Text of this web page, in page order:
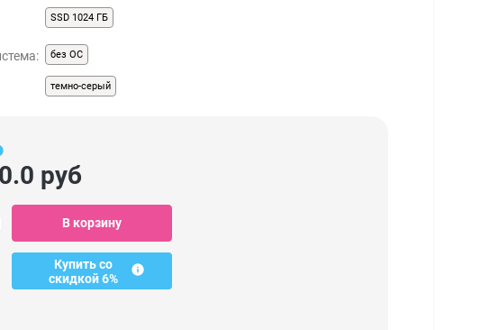
SSD 1024 ГБ
без ОС
темно-серый
руб
В корзину
Купить со
скидкой 6%